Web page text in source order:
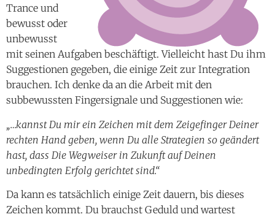
Trance und
bewusst oder
unbewusst
mit seinen Aufgaben beschäftigt. Vielleicht hast Du ihm
Suggestionen gegeben, die einige Zeit zur Integration
brauchen. Ich denke da an die Arbeit mit den
subbewussten Fingersignale und Suggestionen wie:
„…kannst Du mir ein Zeichen mit dem Zeigefinger Deiner
rechten Hand geben, wenn Du alle Strategien so geändert
hast, dass Die Wegweiser in Zukunft auf Deinen
unbedingten Erfolg gerichtet sind.“
Da kann es tatsächlich einige Zeit dauern, bis dieses
Zeichen kommt. Du brauchst Geduld und wartest